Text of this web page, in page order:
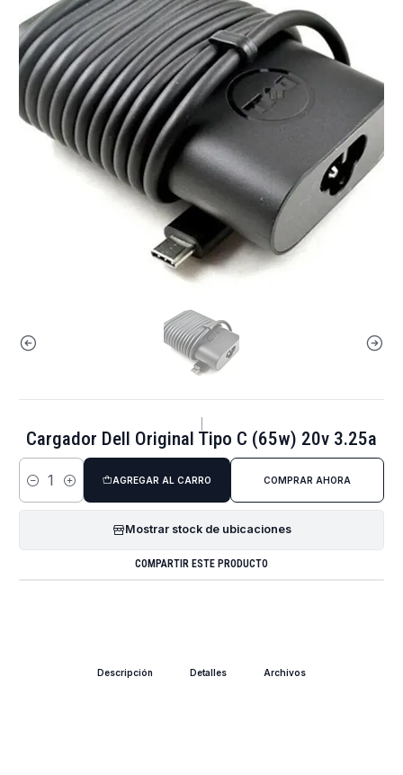
Cargador Dell Original Tipo C (65w) 20v 3.25a
Cantidad
AGREGAR AL CARRO COMPRAR AHORA
Mostrar stock de ubicaciones
COMPARTIR ESTE PRODUCTO
Descripción Detalles Archivos